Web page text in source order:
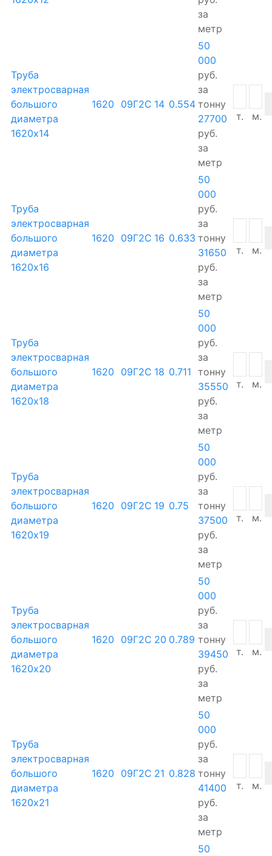
за
метр
Труба
электросварная
большого
диаметра
1620х14
1620 09Г2С 14 0.554
50
000
руб.
за
тонну
27700
руб.
за
метр
т. м.
Труба
электросварная
большого
диаметра
1620х16
1620 09Г2С 16 0.633
50
000
руб.
за
тонну
31650
руб.
за
метр
т. м.
Труба
электросварная
большого
диаметра
1620х18
1620 09Г2С 18 0.711
50
000
руб.
за
тонну
35550
руб.
за
метр
т. м.
Труба
электросварная
большого
диаметра
1620х19
1620 09Г2С 19 0.75
50
000
руб.
за
тонну
37500
руб.
за
метр
т. м.
Труба
электросварная
большого
диаметра
1620х20
1620 09Г2С 20 0.789
50
000
руб.
за
тонну
39450
руб.
за
метр
т. м.
Труба
электросварная
большого
диаметра
1620х21
1620 09Г2С 21 0.828
50
000
руб.
за
тонну
41400
руб.
за
метр
т. м.
50